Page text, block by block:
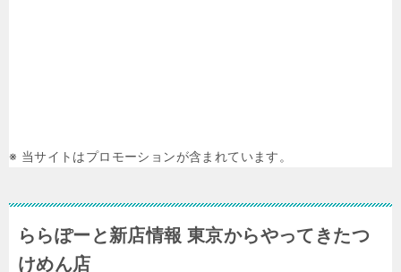
※ 当サイトはプロモーションが含まれています。
ららぽーと新店情報 東京からやってきたつ
けめん店